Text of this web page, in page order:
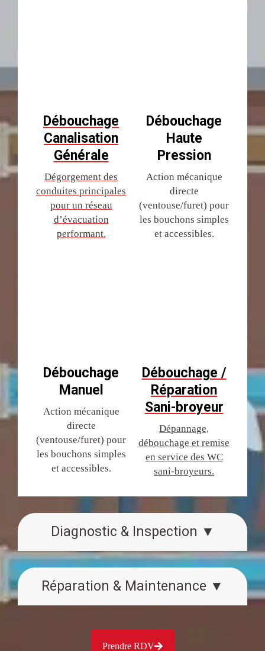
Diagnostic & Inspection ▼
Réparation & Maintenance ▼
Débouchage
Canalisation
Générale
Dégorgement des
conduites principales
pour un réseau
d’évacuation
performant.
Débouchage
Manuel
Action mécanique
directe
(ventouse/furet) pour
les bouchons simples
et accessibles.
Débouchage
Haute
Pression
Action mécanique
directe
(ventouse/furet) pour
les bouchons simples
et accessibles.
Débouchage /
Réparation
Sani-broyeur
Dépannage,
débouchage et remise
en service des WC
sani-broyeurs.
Prendre RDV